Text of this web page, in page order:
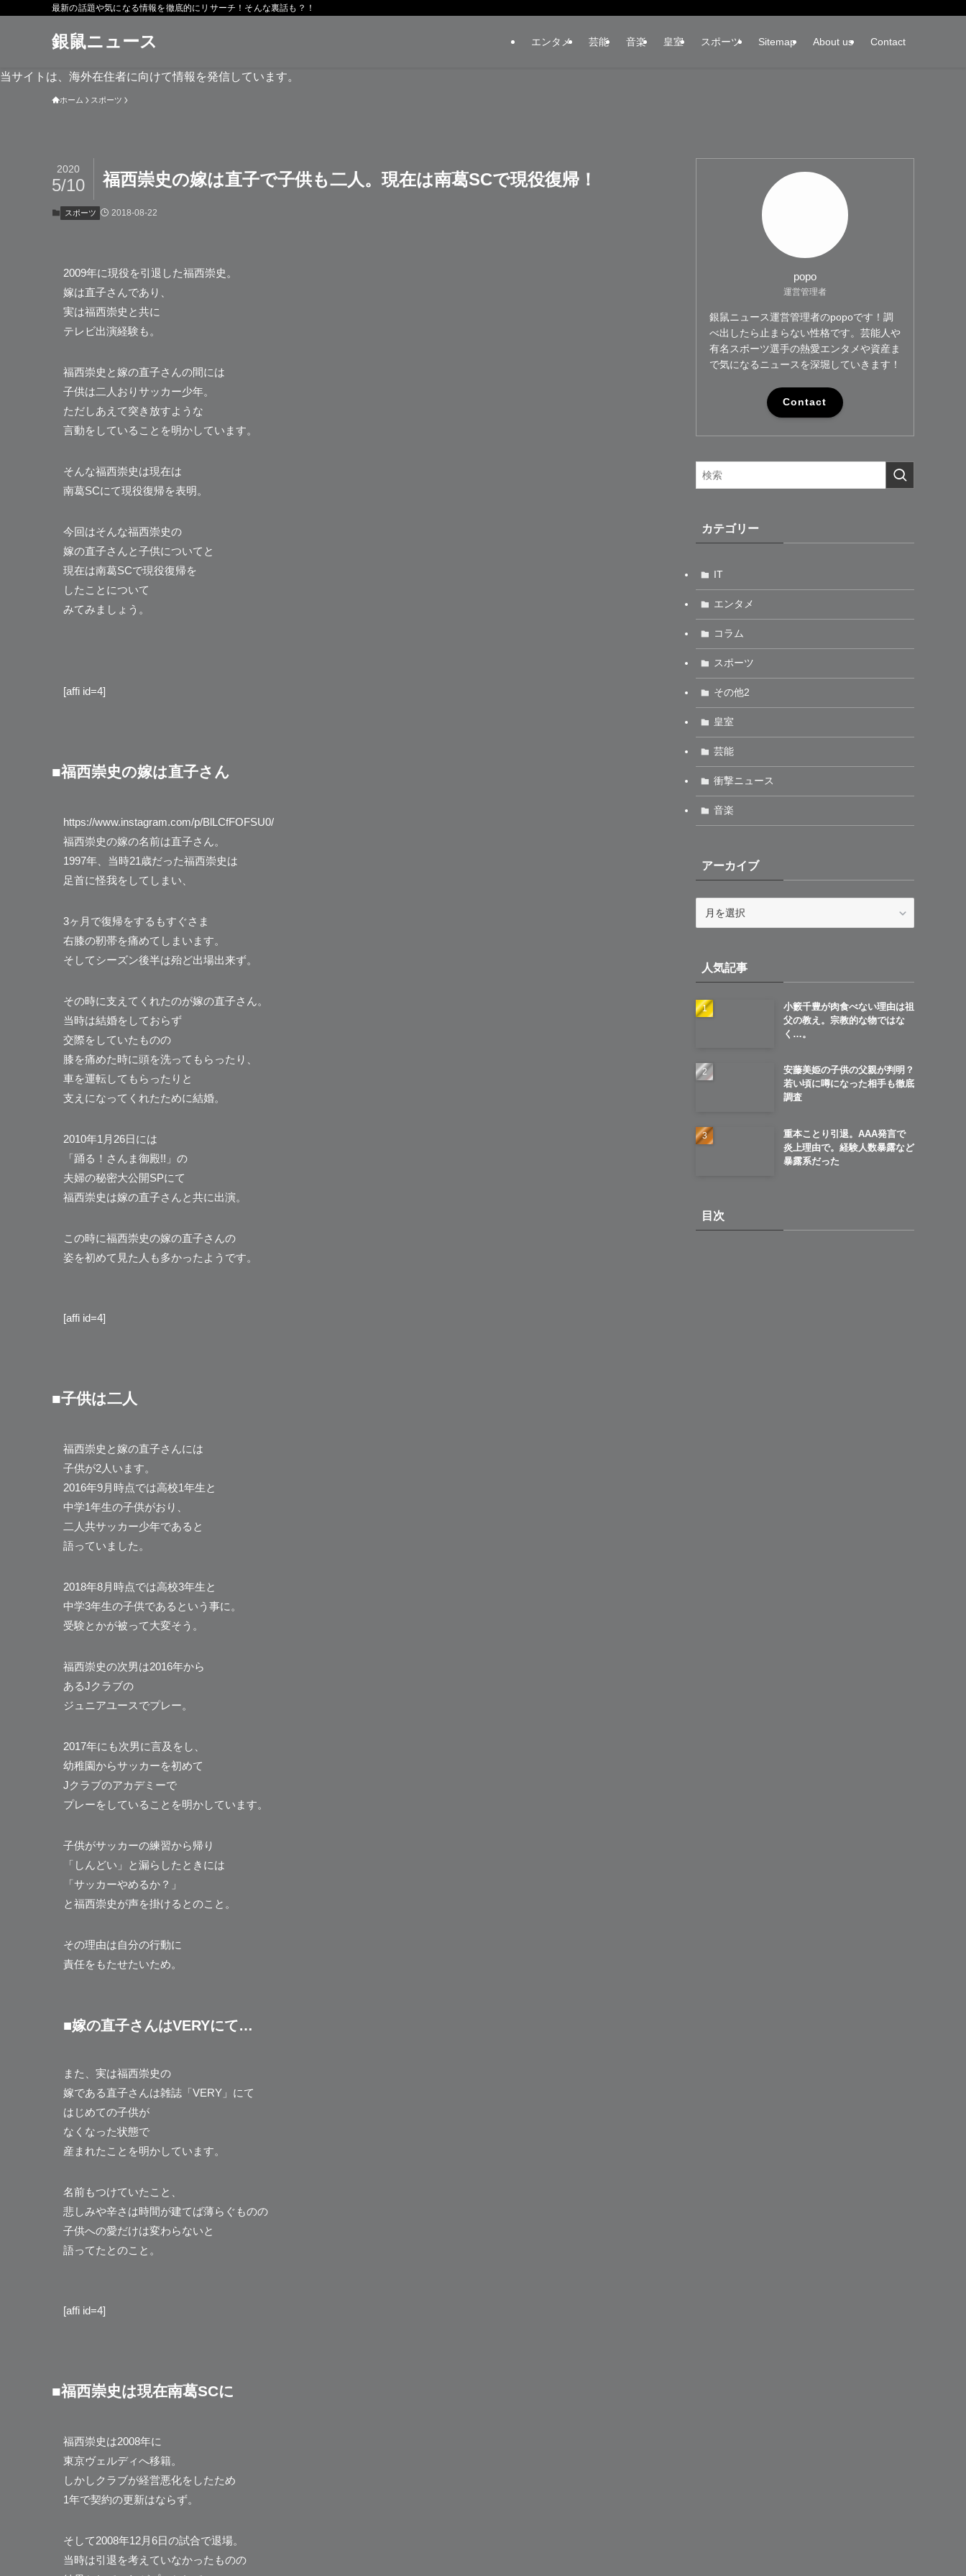
最新の話題や気になる情報を徹底的にリサーチ！そんな裏話も？！
銀鼠ニュース エンタメ 芸能 音楽 皇室 スポーツ Sitemap About us Contact
当サイトは、海外在住者に向けて情報を発信しています。
ホーム スポーツ
福西崇史の嫁は直子で子供も二人。現在は南葛SCで現役復帰！
2020
5/10
スポーツ 2018-08-22
2009年に現役を引退した福西崇史 。
嫁は直子さんであり、
実は福西崇史と共に
テレビ出演経験も。
福西崇史と嫁の直子さんの間には
子供は二人おりサッカー少年。
ただしあえて突き放すような
言動をしていることを明かしています。
そんな福西崇史は現在は
南葛SCにて現役復帰を表明。
今回はそんな福西崇史の
嫁の直子さんと子供についてと
現在は南葛SCで現役復帰を
したことについて
みてみましょう。
[affi id=4]
■福西崇史の嫁は直子さん
https://www.instagram.com/p/BlLCfFOFSU0/
福西崇史の嫁の名前は直子さん。
1997年、当時21歳だった福西崇史は
足首に怪我をしてしまい、
3ヶ月で復帰をするもすぐさま
右膝の靭帯を痛めてしまいます。
そしてシーズン後半は殆ど出場出来ず。
その時に支えてくれたのが嫁の直子さん。
当時は結婚をしておらず
交際をしていたものの
膝を痛めた時に頭を洗ってもらったり、
車を運転してもらったりと
支えになってくれたために結婚。
2010年1月26日には
「踊る！さんま御殿!!」の
夫婦の秘密大公開SPにて
福西崇史は嫁の直子さんと共に出演。
この時に福西崇史の嫁の直子さんの
姿を初めて見た人も多かったようです。
[affi id=4]
■子供は二人
福西崇史と嫁の直子さんには
子供が2人います。
2016年9月時点では高校1年生と
中学1年生の子供がおり、
二人共サッカー少年であると
語っていました。
2018年8月時点では高校3年生と
中学3年生の子供であるという事に。
受験とかが被って大変そう。
福西崇史の次男は2016年から
あるJクラブの
ジュニアユースでプレー。
2017年にも次男に言及をし、
幼稚園からサッカーを初めて
Jクラブのアカデミーで
プレーをしていることを明かしています。
子供がサッカーの練習から帰り
「しんどい」と漏らしたときには
「サッカーやめるか？」
と福西崇史が声を掛けるとのこと。
その理由は自分の行動に
責任をもたせたいため。
■嫁の直子さんはVERYにて…
また、実は福西崇史の
嫁である直子さんは雑誌「VERY」にて
はじめての子供が
なくなった状態で
産まれたことを明かしています。
名前もつけていたこと、
悲しみや辛さは時間が建てば薄らぐものの
子供への愛だけは変わらないと
語ってたとのこと。
[affi id=4]
■福西崇史は現在南葛SCに
福西崇史は2008年に
東京ヴェルディへ移籍。
しかしクラブが経営悪化をしたため
1年で契約の更新はならず。
そして2008年12月6日の試合で退場。
当時は引退を考えていなかったものの
popo
運営管理者
銀鼠ニュース運営管理者のpopoです！調
べ出したら止まらない性格です。芸能人や
有名スポーツ選手の熱愛エンタメや資産ま
で気になるニュースを深堀していきます！
Contact
カテゴリー
IT
エンタメ
コラム
スポーツ
その他2
皇室
芸能
衝撃ニュース
音楽
アーカイブ
ブ人気記事
小籔千豊が肉食べない理由は祖
父の教え。宗教的な物ではな
く…。
安藤美姫の子供の父親が判明？
若い頃に噂になった相手も徹底
調査
重本ことり引退。AAA発言で
炎上理由で。経験人数暴露など
暴露系だった
目次